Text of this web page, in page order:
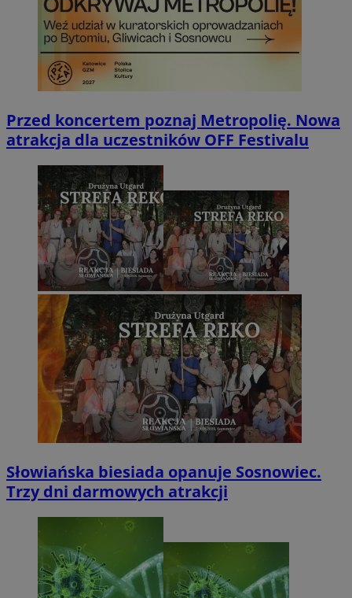
Przed koncertem poznaj Metropolię. Nowa
atrakcja dla uczestników OFF Festivalu
Słowiańska biesiada opanuje Sosnowiec.
Trzy dni darmowych atrakcji